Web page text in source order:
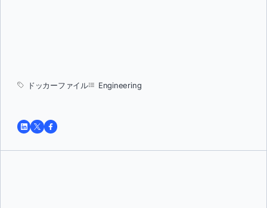
ドッカーファイル Engineering